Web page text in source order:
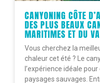
CANYONING CÔTE
DES PLUS BEAUX
MARITIMES ET DU
Vous cherchez la
chaleur cet été ? Le
l’expérience idéale
paysages sauvages.